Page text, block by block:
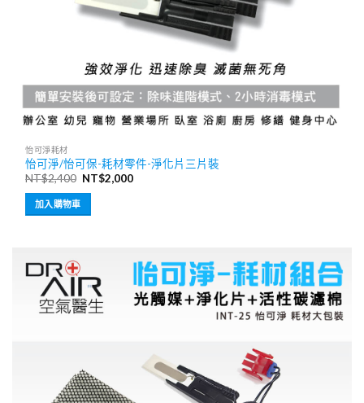
怡可淨耗材
怡可淨/怡可保-耗材零件-淨化片三片裝
NT$2,400 原
NT$2,400。
NT$2,000目
加入購物車